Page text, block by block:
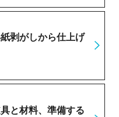
剥がしから仕上げ
と材料、準備する